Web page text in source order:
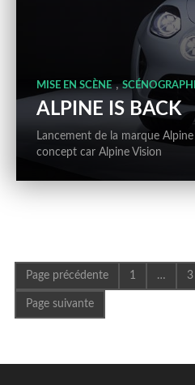
MISE EN SCÈNE ,
ALPINE IS BACK
Lancement de la marque
concept car Alpine Vision
Page précédente 1 … 3
Page suivante